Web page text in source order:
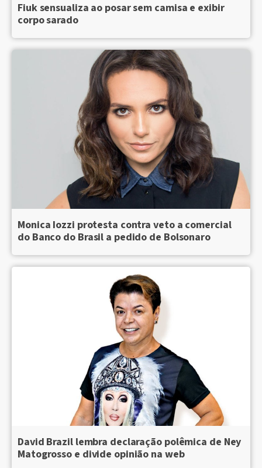
Fiuk sensualiza ao posar sem camisa e exibir
corpo sarado
Monica Iozzi protesta contra veto a comercial
do Banco do Brasil a pedido de Bolsonaro
David Brazil lembra declaração polêmica de Ney
Matogrosso e divide opinião na web